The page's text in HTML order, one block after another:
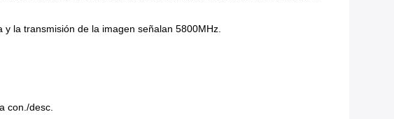
la transmisión de la imagen señalan 5800MHz.
con./desc.